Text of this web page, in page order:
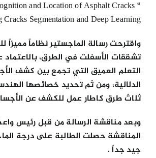
and Location of Asphalt Cracks
Segmentation and Deep Learning “
واقترحت رسالة الماجستير نظاماً
تشققات الأسفلت في الطرق،
التعلم العميق التي تجمع بين كشف
الدلالية، ومن ثم تحديد خصائصها
ثلاث طرق كاطار عمل للكشف عن
وبعد مناقشة الرسالة من قبل رئيس
المناقشة حصلت الطالبة على درجة
جيد جداً .